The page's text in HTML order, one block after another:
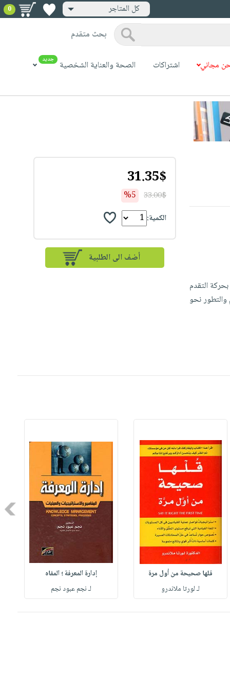
كل المتاجر 0
بحث متقدم
مجاني اشتراكات الصحة والعناية الشخصية جديد
التقدم
نحو
31.35$
33.00$
%5
الكمية:
أضف الى الطلبية
قلها صحيحة من أول مرة
لـ لورتا ملاندرو
إدارة المعرفة ؛ المفاه
لـ نجم عبود نجم